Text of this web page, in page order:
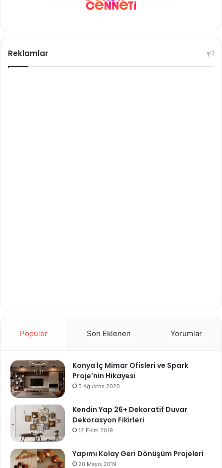
Reklamlar
Popüler Son Eklenen Yorumlar
Konya İç Mimar Ofisleri ve Spark
Proje’nin Hikayesi
5 Ağustos 2020
Kendin Yap 26+ Dekoratif Duvar
Dekorasyon Fikirleri
12 Ekim 2019
Yapımı Kolay Geri Dönüşüm Projeleri
20 Mayıs 2019